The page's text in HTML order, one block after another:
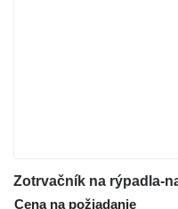
Zotrvačník na rýpadla-
Cena na požiadanie